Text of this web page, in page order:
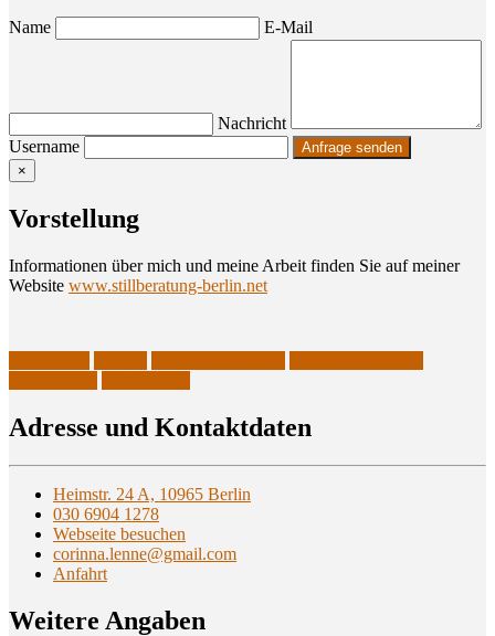
Name E-Mail
Nachricht
Username
×
Vor­stel­lung
Infor­ma­tio­nen über mich und mei­ne Arbeit fin­den Sie auf mei­ner
Web­site www.stillberatung-berlin.net
Adres­se und Kontaktdaten
Heimstr. 24 A, 10965 Berlin
030 6904 1278
Webseite besuchen
corinna.lenne@gmail.com
Anfahrt
Wei­te­re Angaben